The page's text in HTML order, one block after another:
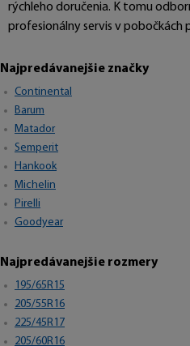
rýchleho doručenia. K tomu
profesionálny servis v pobočkách
Najpredávanejšie značky
Continental
Barum
Matador
Semperit
Hankook
Michelin
Pirelli
Goodyear
Najpredávanejšie rozmery
195/65R15
205/55R16
225/45R17
205/60R16